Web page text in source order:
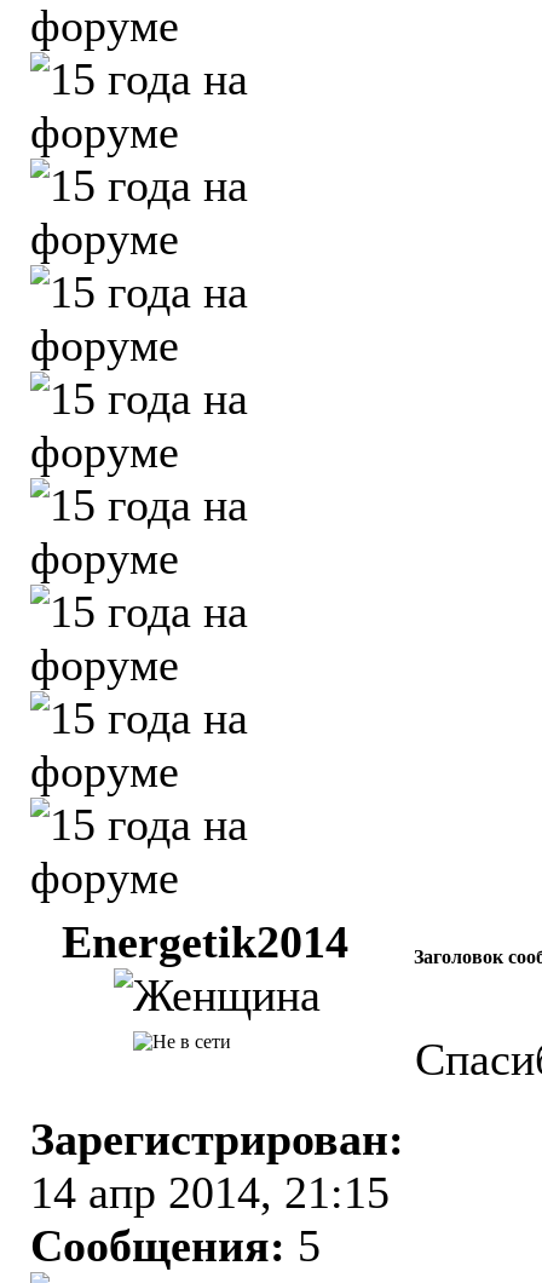
Energetik2014 Заголовок
Зарегистрирован:
14 апр 2014, 21:15
Сообщения: 5